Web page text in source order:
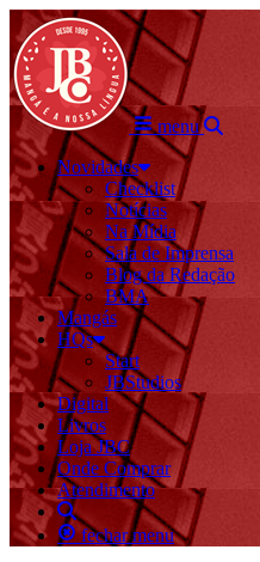
menu
Novidades
Checklist
Notícias
Na Mídia
Sala de Imprensa
Blog da Redação
BMA
Mangás
HQs
Start
JBStudios
Digital
Livros
Loja JBC
Onde Comprar
Atendimento
fechar menu